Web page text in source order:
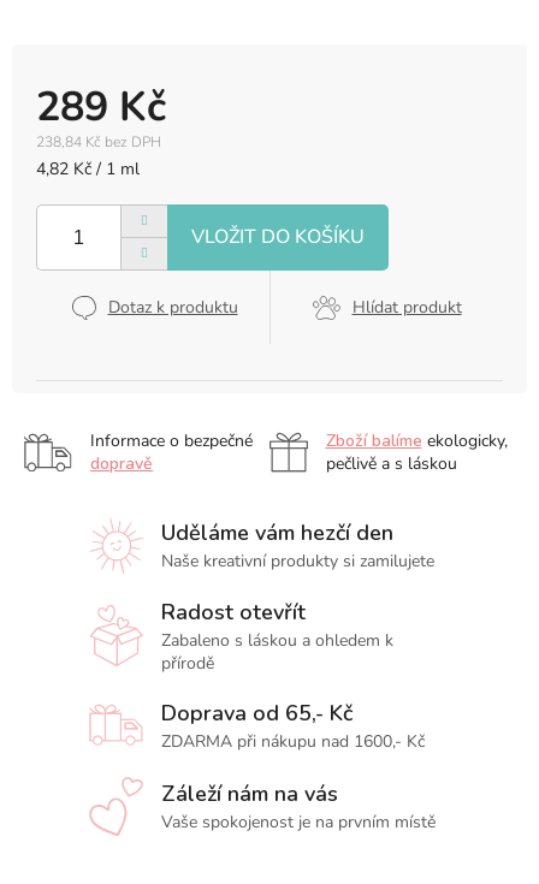
289 Kč
238,84 Kč bez DPH
Měrná
4,82 Kč / 1 ml
Dotaz k produktu Hlídat produkt
Informace o bezpečné
dopravě
Zboží balíme ekologicky,
pečlivě a s láskou
Uděláme vám hezčí den
Naše kreativní produkty si zamilujete
Radost otevřít
Zabaleno s láskou a ohledem k
přírodě
Doprava od 65,- Kč
ZDARMA při nákupu nad 1600,- Kč
Záleží nám na vás
Vaše spokojenost je na prvním místě